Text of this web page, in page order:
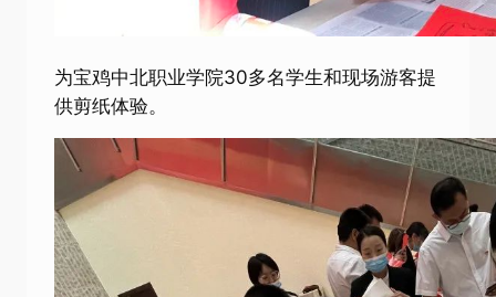
为宝鸡中北职业学院30多名学生和现场游客提
供剪纸体验。